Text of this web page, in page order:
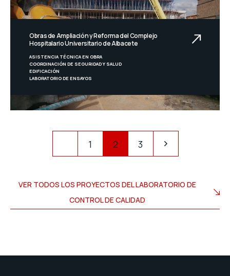
Obras de Ampliación y Reforma del Complejo
Hospitalario Universitario de Albacete
ASISTENCIA TÉCNICA EN OBRA
COORDINACIÓN DE SEGURIDAD Y SALUD
EDIFICACIÓN
LABORATORIO DE ENSAYOS
1 2 3
VER TODOS LOS PROYECTOS DEL LABORATORIO DE
CONTROL DE CALIDAD